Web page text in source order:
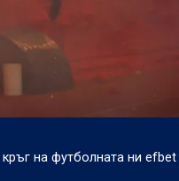
кръг на футболната ни efbet